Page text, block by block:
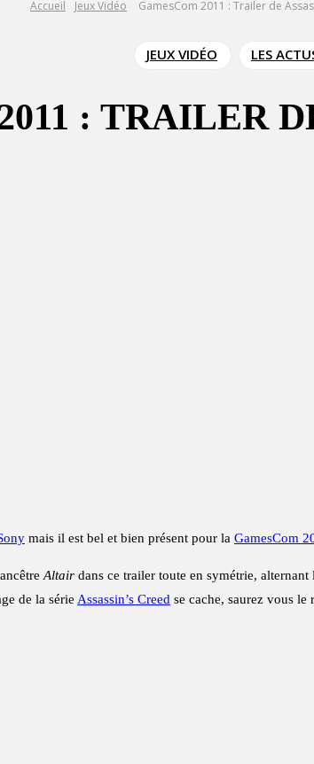
Accueil Jeux Vidéo GamesCom 2011 : Trailer de
JEUX VIDÉO LES
: TRAILER
mais il est bel et bien présent pour la GamesCom
Altair dans ce trailer toute en symétrie,
de la série Assassin’s Creed se cache, saurez vous le